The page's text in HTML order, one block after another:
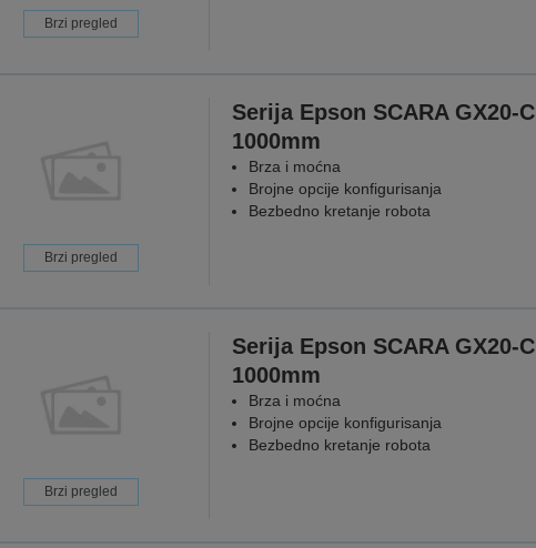
Brzi pregled
Brzi pregled
Serija Epson SCARA GX20-C
1000mm
Brza i moćna
Brojne opcije konfigurisanja
Bezbedno kretanje robota
Brzi pregled
Serija Epson SCARA GX20-C
1000mm
Brza i moćna
Brojne opcije konfigurisanja
Bezbedno kretanje robota